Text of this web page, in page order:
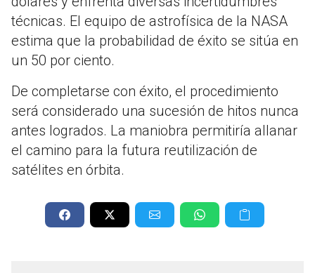
técnicas. El equipo de astrofísica de la NASA
estima que la probabilidad de éxito se sitúa en
un 50 por ciento.
De completarse con éxito, el procedimiento
será considerado una sucesión de hitos nunca
antes logrados. La maniobra permitiría allanar
el camino para la futura reutilización de
satélites en órbita.